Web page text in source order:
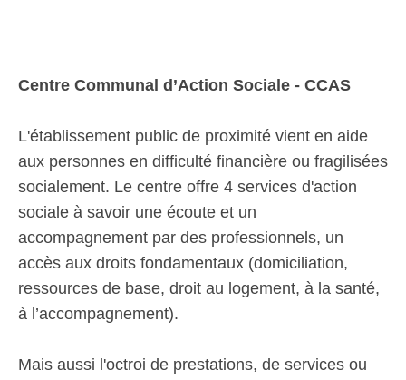
Centre Communal d’Action Sociale - CCAS
L'établissement public de proximité vient en aide
aux personnes en difficulté financière ou fragilisées
socialement. Le centre offre 4 services d'action
sociale à savoir une écoute et un
accompagnement par des professionnels, un
accès aux droits fondamentaux (domiciliation,
ressources de base, droit au logement, à la santé,
à l’accompagnement).
Mais aussi l'octroi de prestations, de services ou